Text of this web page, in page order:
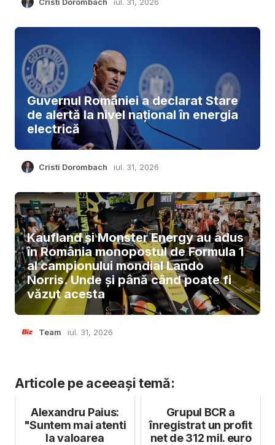
Guvernul României a declarat Stare
de alertă la nivel național în energia
electrică
Cristi Dorombach iul. 31, 2026
Kaufland și Monster Energy au adus
în România monopostul de Formula 1
al campionului mondial Lando
Norris. Unde și până când poate fi
văzut acesta
Team iul. 31, 2026
Articole pe aceeași temă:
Alexandru Paius:
"Suntem mai atenti
la valoarea
Grupul BCR a
înregistrat un profit
net de 312 mil. euro